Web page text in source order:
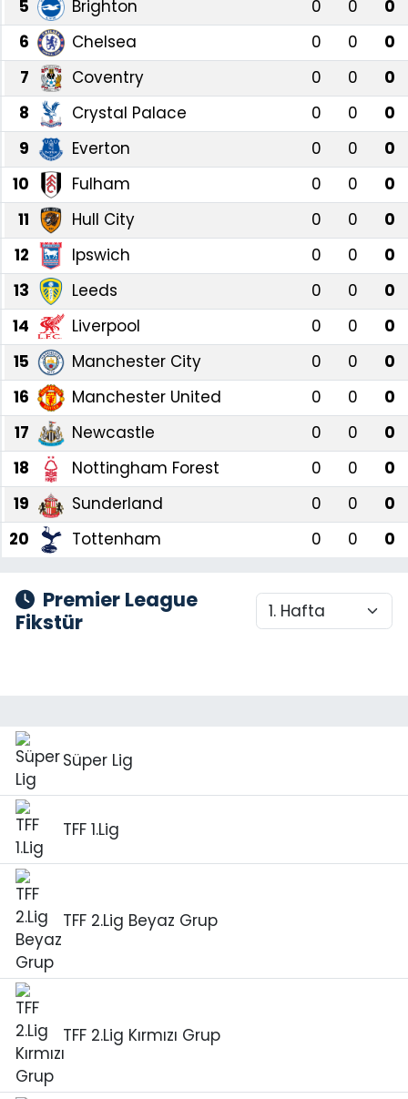
5
Brighton 0 0
0
6
Chelsea 0 0
0
7
Coventry 0 0
0
8
Crystal Palace 0 0
0
9
Everton 0 0
0
10
Fulham 0 0
0
11
Hull City 0 0
0
12
Ipswich 0 0
0
13
Leeds 0 0
0
14
Liverpool 0 0
0
15
Manchester City 0 0
0
16
Manchester United 0 0
0
17
Newcastle 0 0
0
18
Nottingham Forest 0 0
0
19
Sunderland 0 0
0
20
Tottenham 0 0 0
Premier League
Fikstür
Süper Lig
TFF 1.Lig
TFF 2.Lig Beyaz Grup
TFF 2.Lig Kırmızı Grup
Gündem
KKTC
KKTC YEREL SEÇİM 2018
Kültür Sanat
Magazin
Moda
Nöbetçi Eczaneler
Otomobil Dünyası
Politika
SAĞLIK
Spor
Teknoloji
TÜRKiYE
Video Galeri